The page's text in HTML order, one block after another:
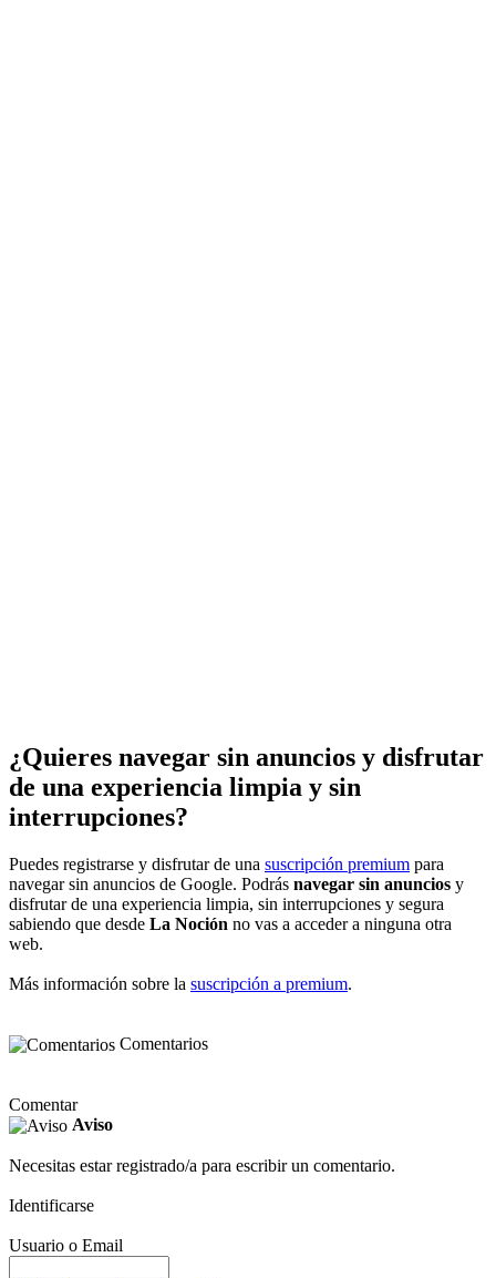
¿Quieres navegar sin anuncios y disfrutar
de una experiencia limpia y sin
interrupciones?
Puedes registrarse y disfrutar de una suscripción premium para
navegar sin anuncios de Google. Podrás navegar sin anuncios y
disfrutar de una experiencia limpia, sin interrupciones y segura
sabiendo que desde La Noción no vas a acceder a ninguna otra
web.
Más información sobre la suscripción a premium.
Comentarios
Comentar
Aviso
Necesitas estar registrado/a para escribir un comentario.
Identificarse
Usuario o Email